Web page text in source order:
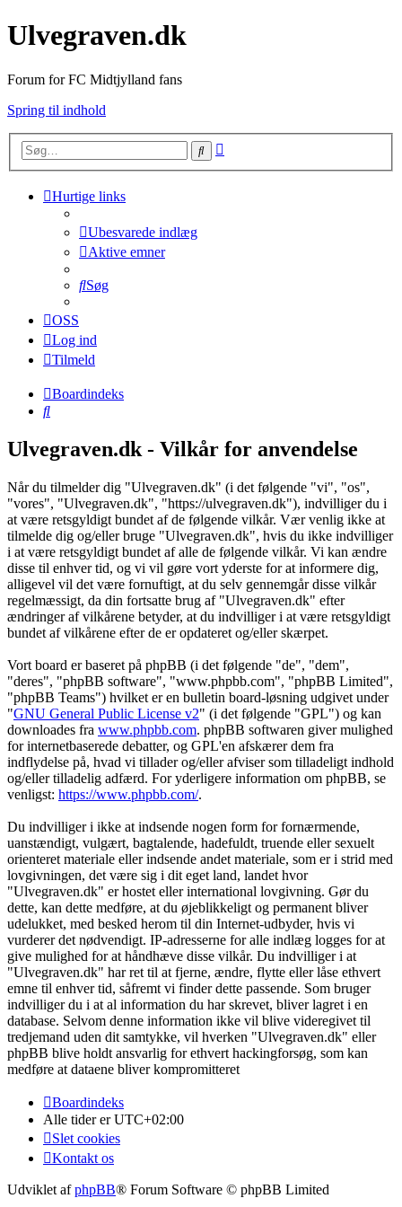
Ulvegraven.dk
Forum for FC Midtjylland fans
Spring til indhold
Søg
Hurtige links
Ubesvarede indlæg
Aktive emner
Søg
OSS
Log ind
Tilmeld
Boardindeks
Søg
Ulvegraven.dk - Vilkår for anvendelse
Når du tilmelder dig "Ulvegraven.dk" (i det følgende "vi", "os",
"vores", "Ulvegraven.dk", "https://ulvegraven.dk"), indvilliger du i
at være retsgyldigt bundet af de følgende vilkår. Vær venlig ikke at
tilmelde dig og/eller bruge "Ulvegraven.dk", hvis du ikke indvilliger
i at være retsgyldigt bundet af alle de følgende vilkår. Vi kan ændre
disse til enhver tid, og vi vil gøre vort yderste for at informere dig,
alligevel vil det være fornuftigt, at du selv gennemgår disse vilkår
regelmæssigt, da din fortsatte brug af "Ulvegraven.dk" efter
ændringer af vilkårene betyder, at du indvilliger i at være retsgyldigt
bundet af vilkårene efter de er opdateret og/eller skærpet.
Vort board er baseret på phpBB (i det følgende "de", "dem",
"deres", "phpBB software", "www.phpbb.com", "phpBB Limited",
"phpBB Teams") hvilket er en bulletin board-løsning udgivet under
"GNU General Public License v2" (i det følgende "GPL") og kan
downloades fra www.phpbb.com. phpBB softwaren giver mulighed
for internetbaserede debatter, og GPL'en afskærer dem fra
indflydelse på, hvad vi tillader og/eller afviser som tilladeligt indhold
og/eller tilladelig adfærd. For yderligere information om phpBB, se
venligst: https://www.phpbb.com/.
Du indvilliger i ikke at indsende nogen form for fornærmende,
uanstændigt, vulgært, bagtalende, hadefuldt, truende eller sexuelt
orienteret materiale eller indsende andet materiale, som er i strid med
lovgivningen, det være sig i dit eget land, landet hvor
"Ulvegraven.dk" er hostet eller international lovgivning. Gør du
dette, kan dette medføre, at du øjeblikkeligt og permanent bliver
udelukket, med besked herom til din Internet-udbyder, hvis vi
vurderer det nødvendigt. IP-adresserne for alle indlæg logges for at
give mulighed for at håndhæve disse vilkår. Du indvilliger i at
"Ulvegraven.dk" har ret til at fjerne, ændre, flytte eller låse ethvert
emne til enhver tid, såfremt vi finder dette passende. Som bruger
indvilliger du i at al information du har skrevet, bliver lagret i en
database. Selvom denne information ikke vil blive videregivet til
tredjemand uden dit samtykke, vil hverken "Ulvegraven.dk" eller
phpBB blive holdt ansvarlig for ethvert hackingforsøg, som kan
medføre at dataene bliver kompromitteret
Boardindeks
Alle tider erUTC+02:00
Slet cookies
Kontakt os
Udviklet afphpBB® Forum Software © phpBB Limited